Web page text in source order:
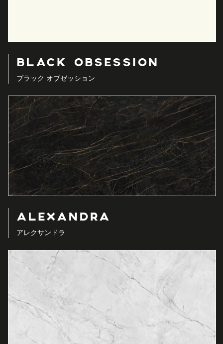
BLACK OBSESSION
ブラック オブゼッション
ALEXANDRA
アレクサンドラ